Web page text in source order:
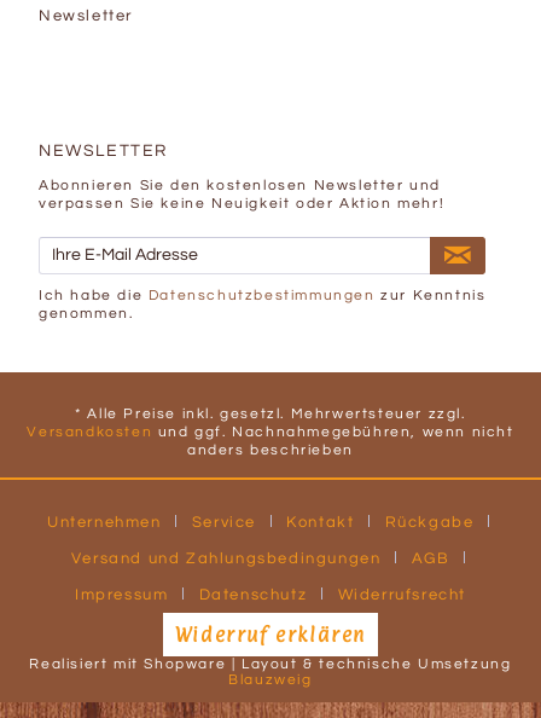
Newsletter
NEWSLETTER
Abonnieren Sie den kostenlosen Newsletter und
verpassen Sie keine Neuigkeit oder Aktion mehr!
Ich habe die Datenschutzbestimmungen zur Kenntnis
genommen.
* Alle Preise inkl. gesetzl. Mehrwertsteuer zzgl.
Versandkosten und ggf. Nachnahmegebühren, wenn nicht
anders beschrieben
Unternehmen Service Kontakt Rückgabe
Versand und Zahlungsbedingungen AGB
Impressum Datenschutz Widerrufsrecht
Widerruf erklären
Realisiert mit Shopware | Layout & technische Umsetzung
Blauzweig